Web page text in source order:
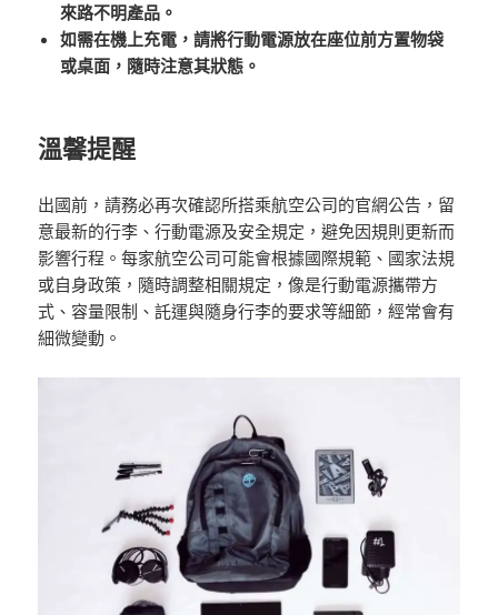
來路不明產品。
如需在機上充電，請將行動電源放在座位前方置物袋
或桌面，隨時注意其狀態。
溫馨提醒
出國前，請務必再次確認所搭乘航空公司的官網公告，留
意最新的行李、行動電源及安全規定，避免因規則更新而
影響行程。每家航空公司可能會根據國際規範、國家法規
或自身政策，隨時調整相關規定，像是行動電源攜帶方
式、容量限制、託運與隨身行李的要求等細節，經常會有
細微變動。